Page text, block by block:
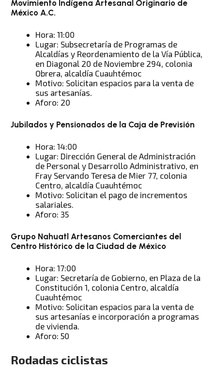
Movimiento Indígena Artesanal Originario de
México A.C.
Hora: 11:00
Lugar: Subsecretaría de Programas de
Alcaldías y Reordenamiento de la Vía Pública,
en Diagonal 20 de Noviembre 294, colonia
Obrera, alcaldía Cuauhtémoc
Motivo: Solicitan espacios para la venta de
sus artesanías.
Aforo: 20
Jubilados y Pensionados de la Caja de Previsión
Hora: 14:00
Lugar: Dirección General de Administración
de Personal y Desarrollo Administrativo, en
Fray Servando Teresa de Mier 77, colonia
Centro, alcaldía Cuauhtémoc
Motivo: Solicitan el pago de incrementos
salariales.
Aforo: 35
Grupo Nahuatl Artesanos Comerciantes del
Centro Histórico de la Ciudad de México
Hora: 17:00
Lugar: Secretaría de Gobierno, en Plaza de la
Constitución 1, colonia Centro, alcaldía
Cuauhtémoc
Motivo: Solicitan espacios para la venta de
sus artesanías e incorporación a programas
de vivienda.
Aforo: 50
Rodadas ciclistas